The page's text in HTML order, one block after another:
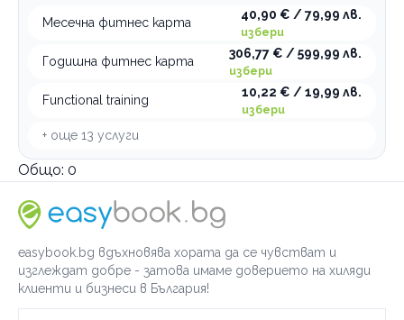
Месечна фитнес карта
40,90 € / 79,99 лв.
избери
Годишна фитнес карта
306,77 € / 599,99 лв.
избери
Functional training
10,22 € / 19,99 лв.
избери
+ още 13 услуги
Общо: 0
easybook.bg вдъхновява хората да се чувстват и
изглеждат добре - затова имаме доверието на хиляди
клиенти и бизнеси в България!